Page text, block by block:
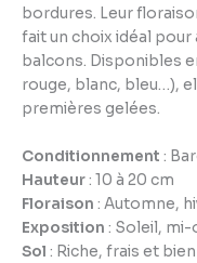
bordures. Leur
fait un choix idéal
balcons. Disponibles
rouge, blanc, bleu…),
premières gelées.
Conditionnement :
Hauteur: 10 à 20 cm
Floraison : Automne,
Exposition : Soleil,
Sol : Riche, frais et